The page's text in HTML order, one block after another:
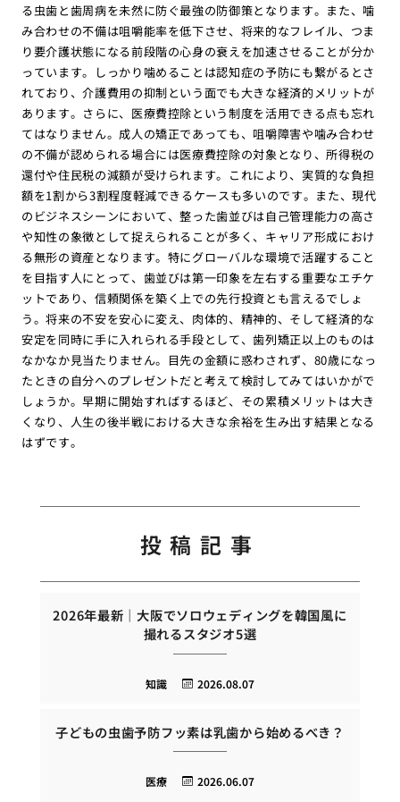
る虫歯と歯周病を未然に防ぐ最強の防御策となります。また、噛
み合わせの不備は咀嚼能率を低下させ、将来的なフレイル、つま
り要介護状態になる前段階の心身の衰えを加速させることが分か
っています。しっかり噛めることは認知症の予防にも繋がるとさ
れており、介護費用の抑制という面でも大きな経済的メリットが
あります。さらに、医療費控除という制度を活用できる点も忘れ
てはなりません。成人の矯正であっても、咀嚼障害や噛み合わせ
の不備が認められる場合には医療費控除の対象となり、所得税の
還付や住民税の減額が受けられます。これにより、実質的な負担
額を1割から3割程度軽減できるケースも多いのです。また、現代
のビジネスシーンにおいて、整った歯並びは自己管理能力の高さ
や知性の象徴として捉えられることが多く、キャリア形成におけ
る無形の資産となります。特にグローバルな環境で活躍すること
を目指す人にとって、歯並びは第一印象を左右する重要なエチケ
ットであり、信頼関係を築く上での先行投資とも言えるでしょ
う。将来の不安を安心に変え、肉体的、精神的、そして経済的な
安定を同時に手に入れられる手段として、歯列矯正以上のものは
なかなか見当たりません。目先の金額に惑わされず、80歳になっ
たときの自分へのプレゼントだと考えて検討してみてはいかがで
しょうか。早期に開始すればするほど、その累積メリットは大き
くなり、人生の後半戦における大きな余裕を生み出す結果となる
はずです。
投稿記事
2026年最新｜大阪でソロウェディングを韓国風に
撮れるスタジオ5選
2026.08.07
知識
子どもの虫歯予防フッ素は乳歯から始めるべき？
2026.06.07
医療